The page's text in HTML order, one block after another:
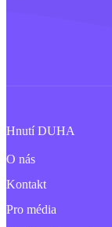
Hnutí DUHA
O nás
Kontakt
Pro média